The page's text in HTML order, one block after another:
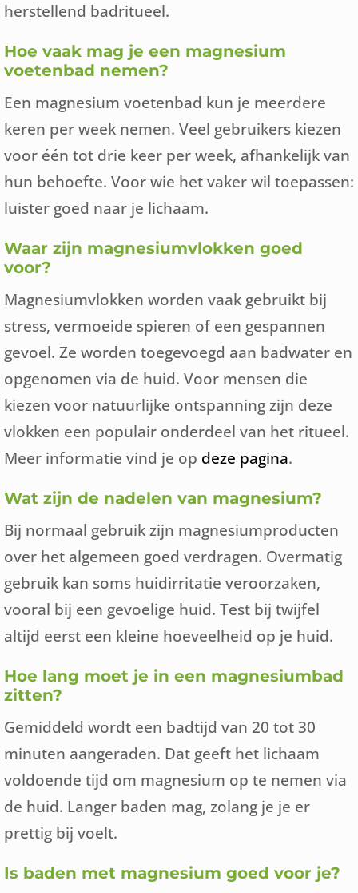
herstellend badritueel.
Hoe vaak mag je een magnesium
voetenbad nemen?
Een magnesium voetenbad kun je meerdere
keren per week nemen. Veel gebruikers kiezen
voor één tot drie keer per week, afhankelijk van
hun behoefte. Voor wie het vaker wil toepassen:
luister goed naar je lichaam.
Waar zijn magnesiumvlokken goed
voor?
Magnesiumvlokken worden vaak gebruikt bij
stress, vermoeide spieren of een gespannen
gevoel. Ze worden toegevoegd aan badwater en
opgenomen via de huid. Voor mensen die
kiezen voor natuurlijke ontspanning zijn deze
vlokken een populair onderdeel van het ritueel.
Meer informatie vind je op deze pagina.
Wat zijn de nadelen van magnesium?
Bij normaal gebruik zijn magnesiumproducten
over het algemeen goed verdragen. Overmatig
gebruik kan soms huidirritatie veroorzaken,
vooral bij een gevoelige huid. Test bij twijfel
altijd eerst een kleine hoeveelheid op je huid.
Hoe lang moet je in een magnesiumbad
zitten?
Gemiddeld wordt een badtijd van 20 tot 30
minuten aangeraden. Dat geeft het lichaam
voldoende tijd om magnesium op te nemen via
de huid. Langer baden mag, zolang je je er
prettig bij voelt.
Is baden met magnesium goed voor je?